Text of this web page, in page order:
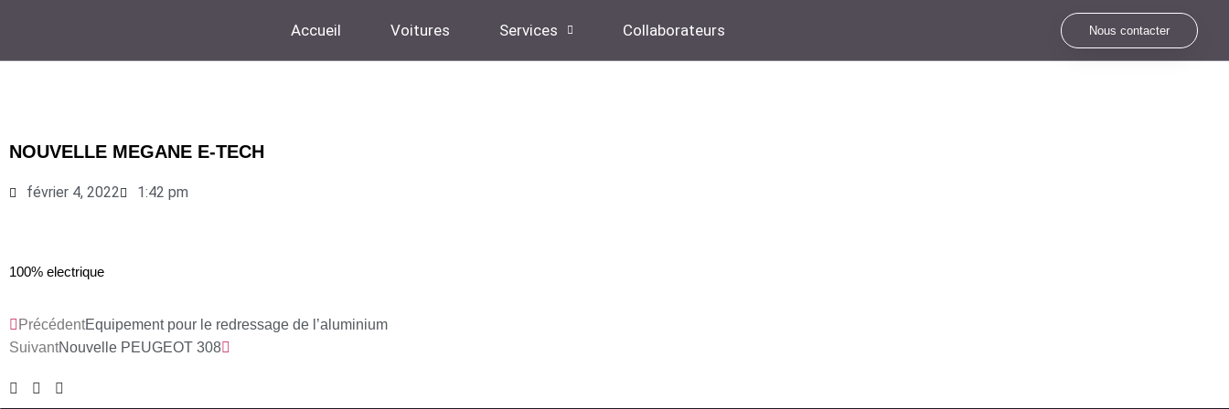
Accueil Voitures Services Collaborateurs Nous contacter
NOUVELLE MEGANE E-TECH
février 4, 2022 1:42 pm
100% electrique
PrécédentEquipement pour le redressage de l’aluminium
SuivantNouvelle PEUGEOT 308